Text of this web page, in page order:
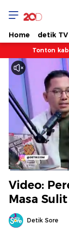
Home detik TV
Tonton
Berhenti
Dimuat:
Video:
Masa Sulit
Detik Sore